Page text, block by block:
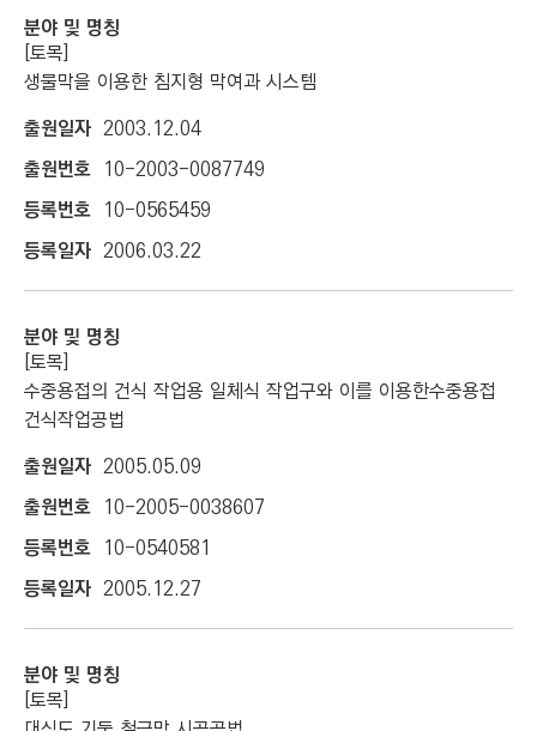
[토목]
생물막을 이용한 침지형 막여과 시스템
2003.12.04
10-2003-0087749
10-0565459
2006.03.22
[토목]
수중용접의 건식 작업용 일체식 작업구와 이를 이용한수중용접
건식작업공법
2005.05.09
10-2005-0038607
10-0540581
2005.12.27
[토목]